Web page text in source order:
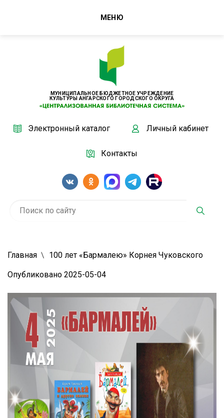
МУНИЦИПАЛЬНОЕ БЮДЖЕТНОЕ УЧРЕЖДЕНИЕ
КУЛЬТУРЫ АНГАРСКОГО ГОРОДСКОГО ОКРУГА
Электронный каталог Личный кабинет
Контакты
МЕНЮ
Главная 100 лет «Бармалею» Корнея Чуковского
Опубликовано 2025-05-04